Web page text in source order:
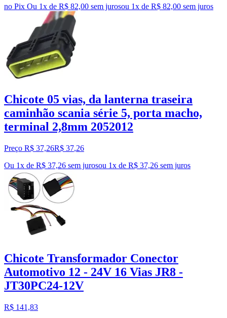
no Pix Ou 1x de R$ 82,00 sem jurosou 1x de R$ 82,00 sem juros
Chicote 05 vias, da lanterna traseira
caminhão scania série 5, porta macho,
terminal 2,8mm 2052012
Preço R$ 37,26R$ 37,26
Ou 1x de R$ 37,26 sem jurosou 1x de R$ 37,26 sem juros
Chicote Transformador Conector
Automotivo 12 - 24V 16 Vias JR8 -
JT30PC24-12V
R$ 141,83